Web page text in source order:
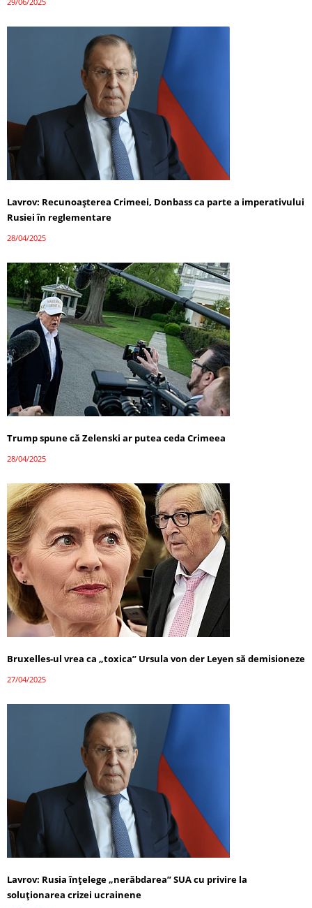
Lavrov: Recunoașterea Crimeei, Donbass ca parte a imperativului
Rusiei în reglementare
28/04/2025
Trump spune că Zelenski ar putea ceda Crimeea
28/04/2025
Bruxelles-ul vrea ca „toxica” Ursula von der Leyen să demisioneze
27/04/2025
Lavrov: Rusia înțelege „nerăbdarea” SUA cu privire la
soluționarea crizei ucrainene